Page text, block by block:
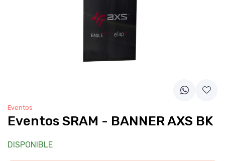
Eventos
Eventos SRAM - BANNER AXS BK
DISPONIBLE